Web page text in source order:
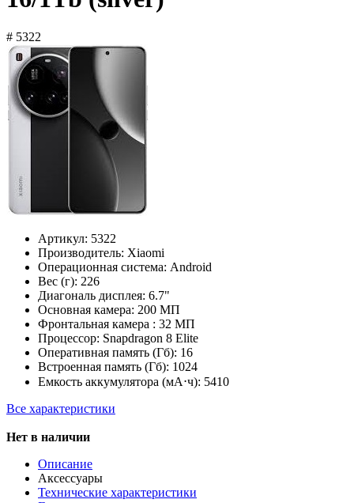
# 5322
Артикул: 5322
Производитель: Xiaomi
Операционная система: Android
Вес (г): 226
Диагональ дисплея: 6.7"
Основная камера: 200 МП
Фронтальная камера : 32 МП
Процессор: Snapdragon 8 Elite
Оперативная память (Гб): 16
Встроенная память (Гб): 1024
Емкость аккумулятора (мА⋅ч): 5410
Все характеристики
Нет в наличии
Описание
Аксессуары
Технические характеристики